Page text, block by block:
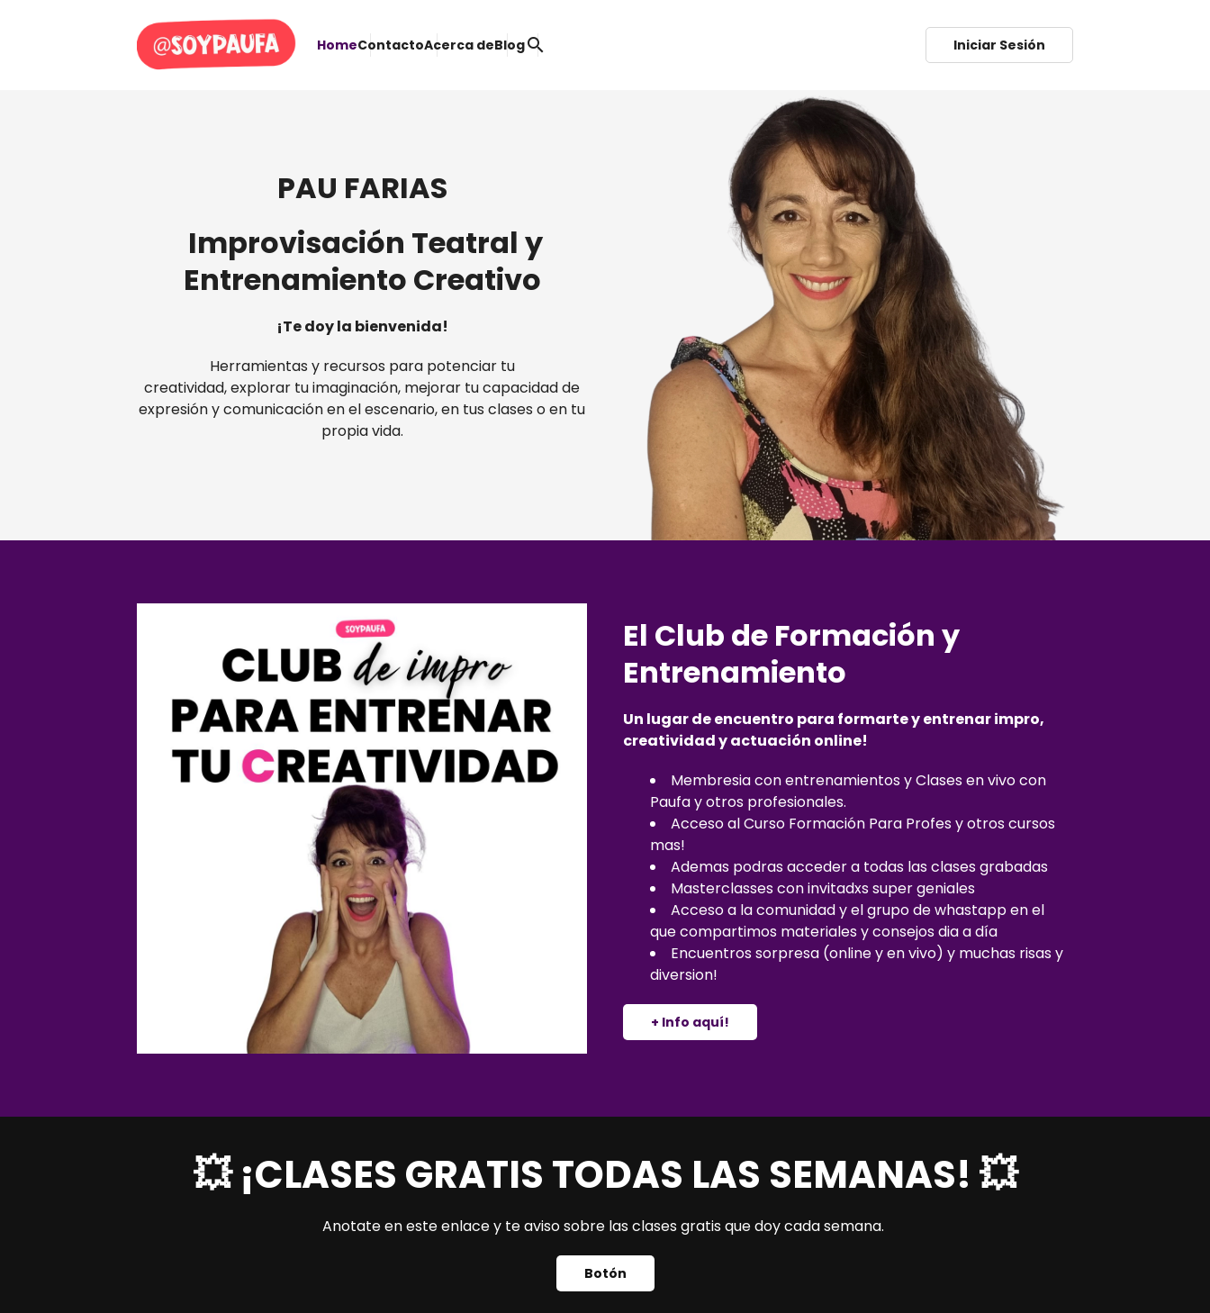
HomeContactoAcerca deBlogsearch Iniciar Sesión
PAU FARIAS
Improvisación Teatral y
Entrenamiento Creativo
¡Te doy la bienvenida!
Herramientas y recursos para potenciar tu
creatividad, explorar tu imaginación, mejorar tu capacidad de
expresión y comunicación en el escenario, en tus clases o en tu
propia vida.
El Club de Formación y
Entrenamiento
Un lugar de encuentro para formarte y entrenar impro,
creatividad y actuación online!
Membresia con entrenamientos y Clases en vivo con
Paufa y otros profesionales.
Acceso al Curso Formación Para Profes y otros cursos
mas!
Ademas podras acceder a todas las clases grabadas
Masterclasses con invitadxs super geniales
Acceso a la comunidad y el grupo de whastapp en el
que compartimos materiales y consejos dia a día
Encuentros sorpresa (online y en vivo) y muchas risas y
diversion!
+ Info aquí!
💥 ¡CLASES GRATIS TODAS LAS SEMANAS! 💥
Anotate en este enlace y te aviso sobre las clases gratis que doy cada semana.
Botón